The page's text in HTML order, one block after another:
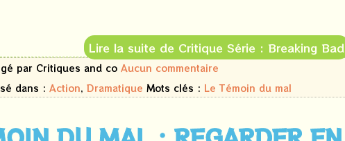
Lire la suite de Critique Série : Breaking Bad
par Critiques and co Aucun commentaire
dans : Action, Dramatique Mots clés : Le Témoin du mal